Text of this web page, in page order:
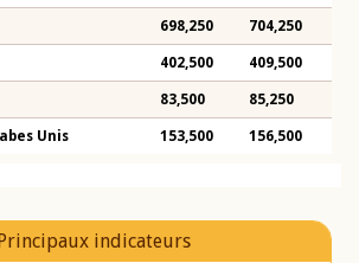
698,250 704,250
402,500 409,500
83,500 85,250
Unis 153,500 156,500
indicateurs